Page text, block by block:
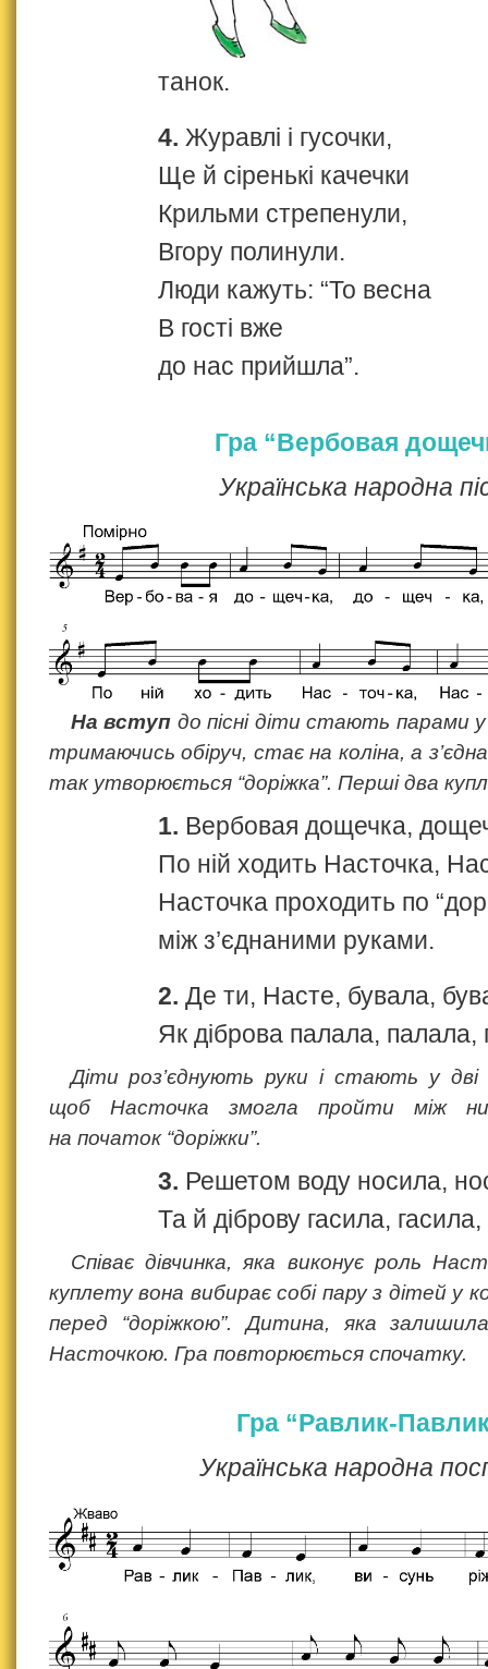
танок.
4. Журавлі і гусочки,
Ще й сіренькі качечки
Крильми стрепенули,
Вгору полинули.
Люди кажуть: “То весна
В гості вже
до нас прийшла”.
Гра “Вербовая
Українська народна
На вступ до пісні діти стають парами
тримаючись обіруч, стає на коліна, а
так утворюється “доріжка”. Перші два
1. Вербовая дощечка,
По ній ходить Насточка,
Насточка проходить по
між з’єднаними руками.
2. Де ти, Насте, бувала,
Як діброва палала, палала,
Діти роз’єднують руки і стають у дві
щоб Насточка змогла пройти між
на початок “доріжки”.
3. Решетом воду носила,
Та й діброву гасила,
Співає дівчинка, яка виконує роль
куплету вона вибирає собі пару з дітей у
перед “доріжкою”. Дитина, яка
Насточкою. Гра повторюється спочатку.
Гра “Равлик-
Українська народна